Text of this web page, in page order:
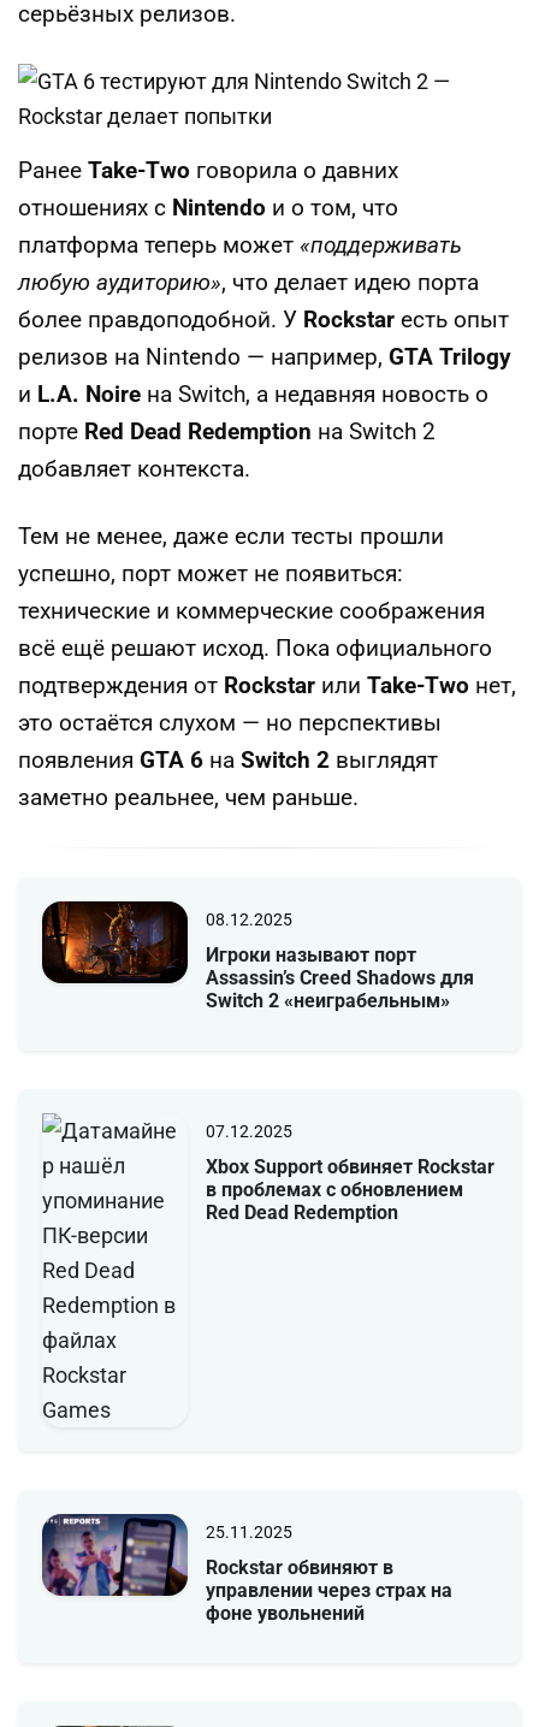
серьёзных релизов.
Ранее Take‑Two говорила о давних
отношениях с Nintendo и о том, что
платформа теперь может «поддерживать
любую аудиторию», что делает идею порта
более правдоподобной. У Rockstar есть опыт
релизов на Nintendo — например, GTA Trilogy
и L.A. Noire на Switch, а недавняя новость о
порте Red Dead Redemption на Switch 2
добавляет контекста.
Тем не менее, даже если тесты прошли
успешно, порт может не появиться:
технические и коммерческие соображения
всё ещё решают исход. Пока официального
подтверждения от Rockstar или Take‑Two нет,
это остаётся слухом — но перспективы
появления GTA 6 на Switch 2 выглядят
заметно реальнее, чем раньше.
08.12.2025
Игроки называют порт
Assassin’s Creed Shadows для
Switch 2 «неиграбельным»
07.12.2025
Xbox Support обвиняет Rockstar
в проблемах с обновлением
Red Dead Redemption
25.11.2025
Rockstar обвиняют в
управлении через страх на
фоне увольнений